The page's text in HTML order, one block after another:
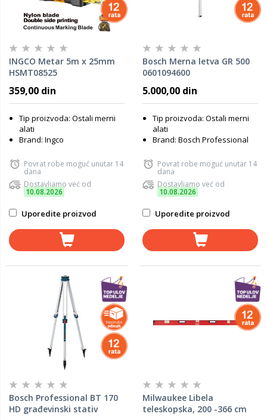
INGCO Metar 5m x 25mm
HSMT08525
359,00 din
Tip proizvoda: Ostali merni
alati
Brand: Ingco
Povrat robe moguć unutar 14
dana
Dostavljamo već od
10.08.2026
Uporedite proizvod
Bosch Merna letva GR 500
0601094600
5.000,00 din
Tip proizvoda: Ostali merni
alati
Brand: Bosch Professional
Povrat robe moguć unutar 14
dana
Dostavljamo već od
10.08.2026
Uporedite proizvod
Bosch Professional BT 170
HD građevinski stativ
Milwaukee Libela
teleskopska, 200 -366 cm